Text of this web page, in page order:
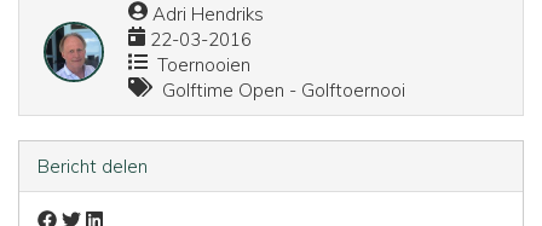
Adri Hendriks
22-03-2016
Toernooien
Golftime Open - Golftoernooi
Bericht delen